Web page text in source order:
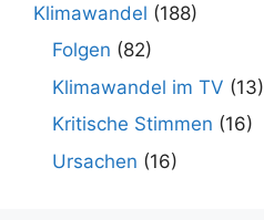
Klimawandel (188)
Folgen (82)
Klimawandel im TV (13)
Kritische Stimmen (16)
Ursachen (16)